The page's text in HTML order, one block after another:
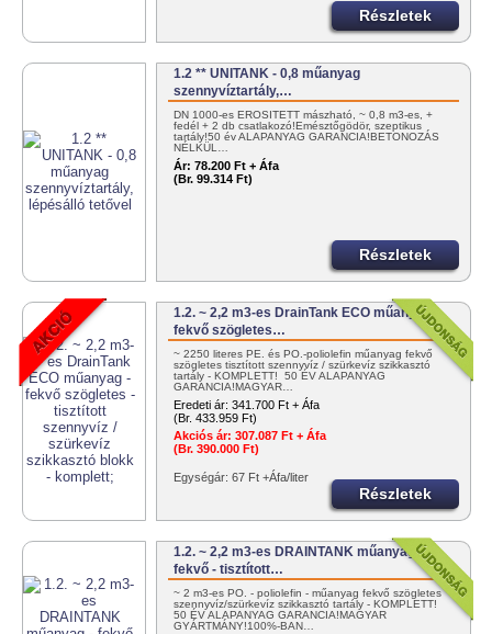
Részletek
1.2 ** UNITANK - 0,8 műanyag
szennyvíztartály,…
DN 1000-es ERŐSÍTETT mászható, ~ 0,8 m3-es, +
fedél + 2 db csatlakozó!Emésztőgödör, szeptikus
tartály!50 év ALAPANYAG GARANCIA!BETONOZÁS
NÉLKÜL…
Ár: 78.200 Ft + Áfa
(Br. 99.314 Ft)
Részletek
1.2. ~ 2,2 m3-es DrainTank ECO műanyag -
fekvő szögletes…
~ 2250 literes PE. és PO.-poliolefin műanyag fekvő
szögletes tisztított szennyvíz / szürkevíz szikkasztó
tartály - KOMPLETT! 50 ÉV ALAPANYAG
GARANCIA!MAGYAR…
Eredeti ár: 341.700 Ft + Áfa
(Br. 433.959 Ft)
Akciós ár: 307.087 Ft + Áfa
(Br. 390.000 Ft)
Egységár: 67 Ft +Áfa/liter
Részletek
1.2. ~ 2,2 m3-es DRAINTANK műanyag -
fekvő - tisztított…
~ 2 m3-es PO. - poliolefin - műanyag fekvő szögletes
szennyvíz/szürkevíz szikkasztó tartály - KOMPLETT!
50 ÉV ALAPANYAG GARANCIA!MAGYAR
GYÁRTMÁNY!100%-BAN…